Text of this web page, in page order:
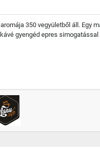
350 vegyületből áll. Egy
gyengéd epres